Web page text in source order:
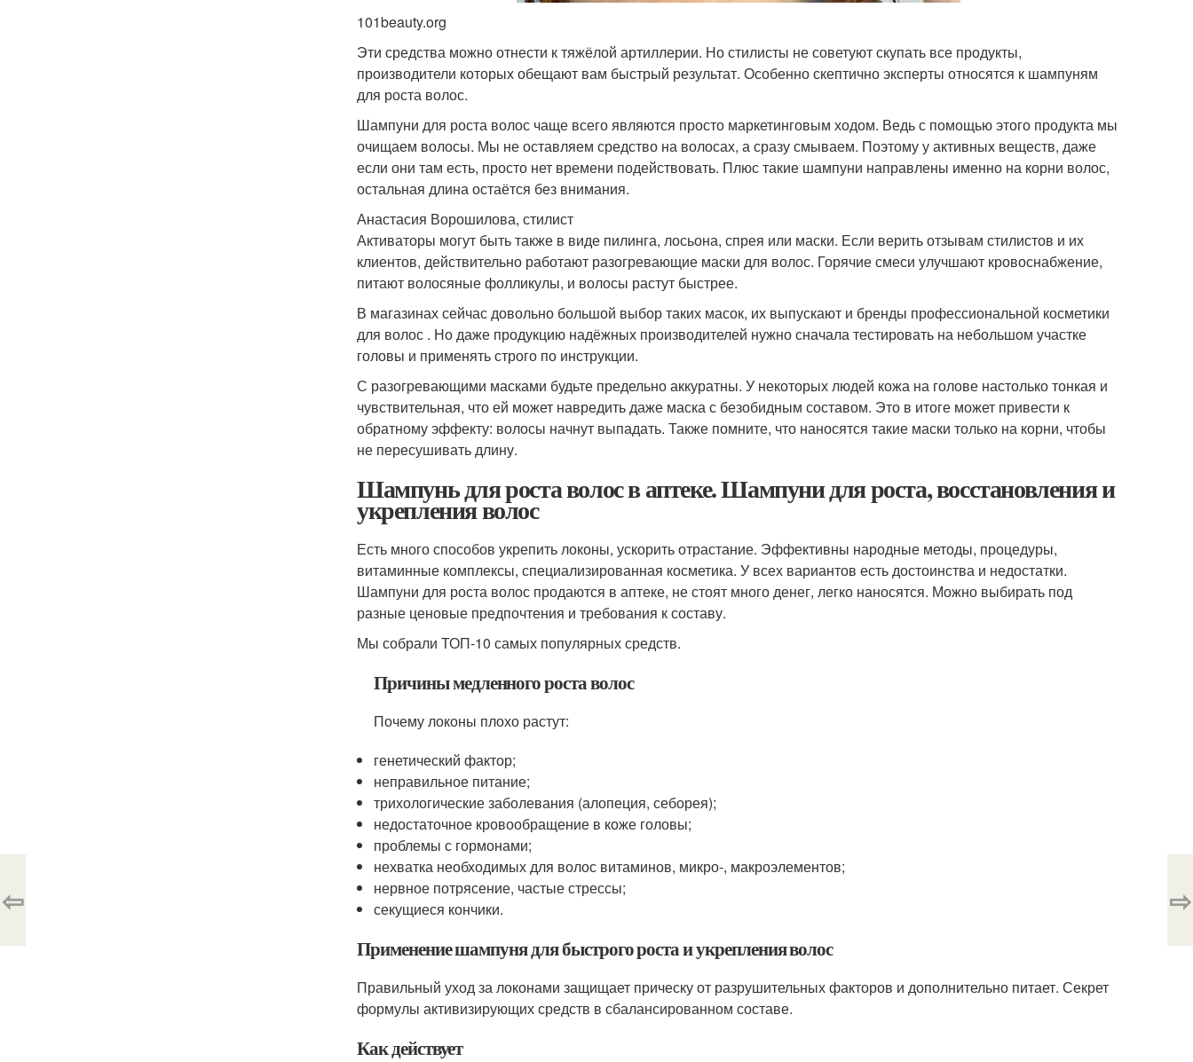
101beauty.org
Эти средства можно отнести к тяжёлой артиллерии. Но стилисты не советуют скупать все продукты,
производители которых обещают вам быстрый результат. Особенно скептично эксперты относятся к шампуням
для роста волос.
Шампуни для роста волос чаще всего являются просто маркетинговым ходом. Ведь с помощью этого продукта мы
очищаем волосы. Мы не оставляем средство на волосах, а сразу смываем. Поэтому у активных веществ, даже
если они там есть, просто нет времени подействовать. Плюс такие шампуни направлены именно на корни волос,
остальная длина остаётся без внимания.
Анастасия Ворошилова, стилист
Активаторы могут быть также в виде пилинга, лосьона, спрея или маски. Если верить отзывам стилистов и их
клиентов, действительно работают разогревающие маски для волос. Горячие смеси улучшают кровоснабжение,
питают волосяные фолликулы, и волосы растут быстрее.
В магазинах сейчас довольно большой выбор таких масок, их выпускают и бренды профессиональной косметики
для волос . Но даже продукцию надёжных производителей нужно сначала тестировать на небольшом участке
головы и применять строго по инструкции.
С разогревающими масками будьте предельно аккуратны. У некоторых людей кожа на голове настолько тонкая и
чувствительная, что ей может навредить даже маска с безобидным составом. Это в итоге может привести к
обратному эффекту: волосы начнут выпадать. Также помните, что наносятся такие маски только на корни, чтобы
не пересушивать длину.
Шампунь для роста волос в аптеке. Шампуни для роста, восстановления и
укрепления волос
Есть много способов укрепить локоны, ускорить отрастание. Эффективны народные методы, процедуры,
витаминные комплексы, специализированная косметика. У всех вариантов есть достоинства и недостатки.
Шампуни для роста волос продаются в аптеке, не стоят много денег, легко наносятся. Можно выбирать под
разные ценовые предпочтения и требования к составу.
Мы собрали ТОП-10 самых популярных средств.
Причины медленного роста волос
Почему локоны плохо растут:
генетический фактор;
неправильное питание;
трихологические заболевания (алопеция, себорея);
недостаточное кровообращение в коже головы;
проблемы с гормонами;
нехватка необходимых для волос витаминов, микро-, макроэлементов;
нервное потрясение, частые стрессы;
секущиеся кончики.
Применение шампуня для быстрого роста и укрепления волос
Правильный уход за локонами защищает прическу от разрушительных факторов и дополнительно питает. Секрет
формулы активизирующих средств в сбалансированном составе.
Как действует
⇦ ⇨